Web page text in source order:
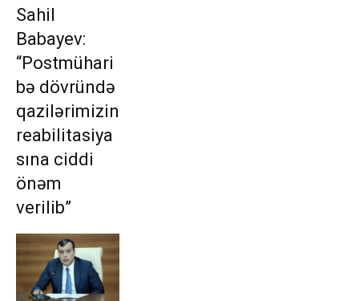
Sahil
Babayev:
“Postmühari
bə dövründə
qazilərimizin
reabilitasiya
sına ciddi
önəm
verilib”